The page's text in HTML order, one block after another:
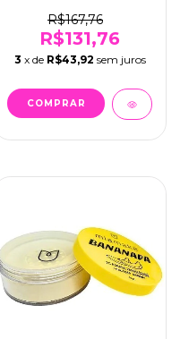
R$167,76
R$131,76
3 x de R$43,92 sem juros